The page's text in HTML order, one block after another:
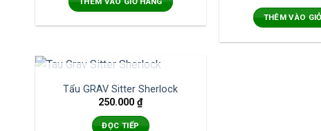
THÊM VÀO
HẾT HÀNG
Tẩu GRAV Sitter Sherlock
250.000₫
ĐỌC TIẾP